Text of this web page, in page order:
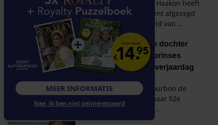
MEER INFORMATIE
Nee, ik ben niet geïnteresseerd